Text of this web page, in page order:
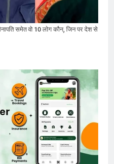
समेत वो 10 लोग कौन, जिन पर देश से